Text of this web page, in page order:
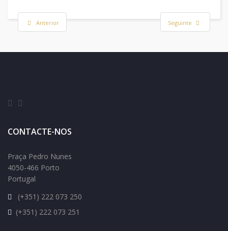
Anterior Seguinte
CONTACTE-NOS
Praça Pedro Nunes
4050-466 Porto
Portugal
(+351) 222 073 250
(+351) 222 073 251